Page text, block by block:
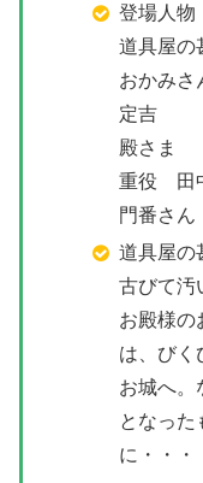
登場人物
道具屋の
おかみさ
定吉
殿さま
重役 田
門番さん
道具屋の
古びて汚
お殿様の
は、びく
お城へ。
となった
に・・・